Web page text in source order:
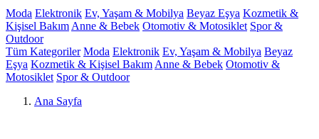
Moda Elektronik Ev, Yaşam & Mobilya Beyaz Eşya Kozmetik &
Kişisel Bakım Anne & Bebek Otomotiv & Motosiklet Spor &
Outdoor
Tüm Kategoriler Moda Elektronik Ev, Yaşam & Mobilya Beyaz
Eşya Kozmetik & Kişisel Bakım Anne & Bebek Otomotiv &
Motosiklet Spor & Outdoor
Ana Sayfa